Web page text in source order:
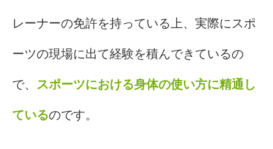
レーナーの免許を持っている上、実際にスポ
ーツの現場に出て経験を積んできているの
で、 スポーツにおける身体の使い方に精通し
ているのです。